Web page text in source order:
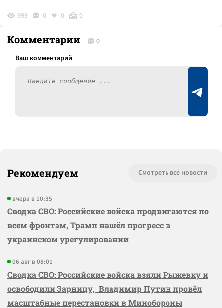
999 0 0 0
Комментарии 0
Рекомендуем Смотреть все новости
вчера в 10:35
Сводка СВО: Российские войска продвигаются по
всем фронтам, Трамп нашёл прогресс в
украинском урегулировании
06 авг в 08:01
Сводка СВО: Российские войска взяли Рыжевку и
освободили Зарницу, Владимир Путин провёл
масштабные перестановки в Минобороны